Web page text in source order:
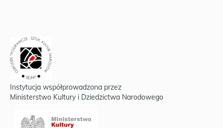
Instytucja współprowadzona przez
Ministerstwo Kultury i Dziedzictwa Narodowego